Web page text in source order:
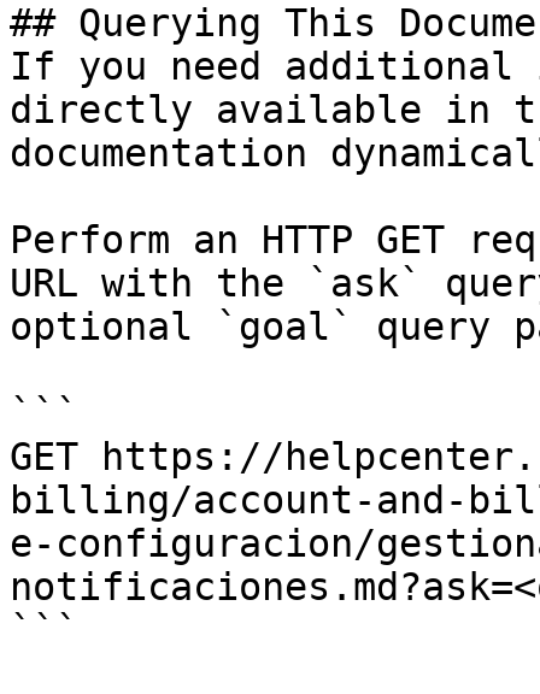
## Querying This
If you need
directly available in
documentation
Perform an HTTP GET
URL with the `ask`
optional `goal` query
```
GET https://
billing/account-and-
e-configuracion/
```